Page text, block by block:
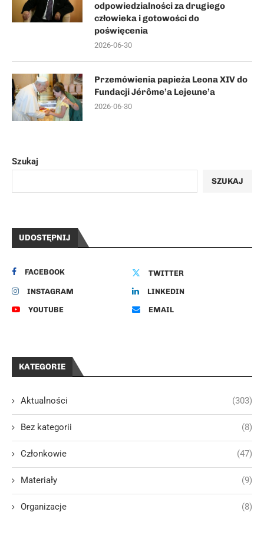
odpowiedzialności za drugiego
człowieka i gotowości do
poświęcenia
2026-06-30
Przemówienia papieża Leona XIV do
Fundacji Jérôme’a Lejeune’a
2026-06-30
Szukaj
SZUKAJ
UDOSTĘPNIJ
FACEBOOK TWITTER
INSTAGRAM LINKEDIN
YOUTUBE EMAIL
KATEGORIE
Aktualności (303)
Bez kategorii (8)
Członkowie (47)
Materiały (9)
Organizacje (8)